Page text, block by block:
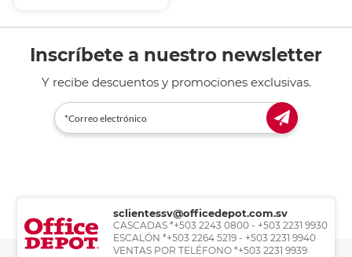
Inscríbete a nuestro newsletter
Y recibe descuentos y promociones exclusivas.
sclientessv@officedepot.com.sv
CASCADAS *+503 2243 0800 - +503 2231 9930
ESCALÓN *+503 2264 5219 - +503 2231 9940
VENTAS POR TELÉFONO *+503 2231 9939